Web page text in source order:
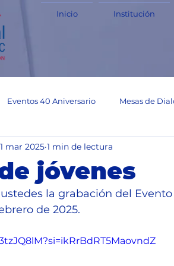
Inicio Institución
Eventos 40 Aniversario Mesas de
Perú USA
Experiencias JPIC
jóvenes
mar 2025 1 min de lectura
la grabación del
de 2025.